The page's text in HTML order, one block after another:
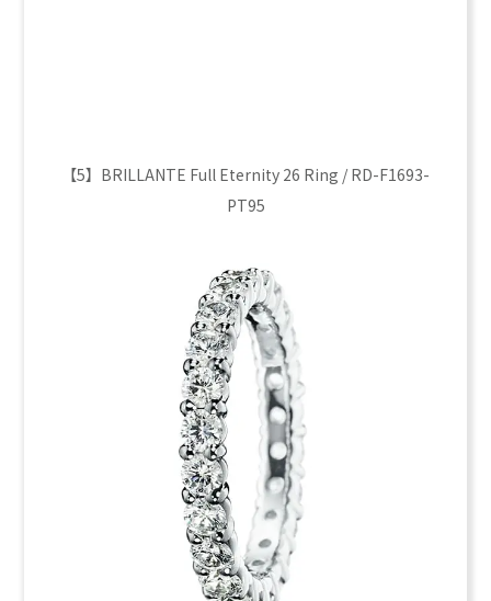
【5】BRILLANTE Full Eternity 26 Ring / RD-F1693-
PT95